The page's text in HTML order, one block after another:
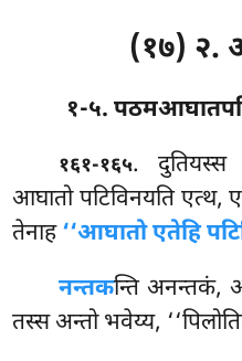
(१७) २.
१-५.
१६१-१६५. दुतियस्स
आघातो पटिविनयति एत्थ,
तेनाह‘‘आघातो एतेहि
नन्तकन्ति अनन्तकं,
तस्स अन्तो भवेय्य,